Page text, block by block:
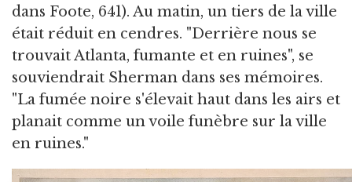
dans Foote, 641). Au matin, un tiers de la ville
était réduit en cendres. "Derrière nous se
trouvait Atlanta, fumante et en ruines", se
souviendrait Sherman dans ses mémoires.
"La fumée noire s'élevait haut dans les airs et
planait comme un voile funèbre sur la ville
en ruines."